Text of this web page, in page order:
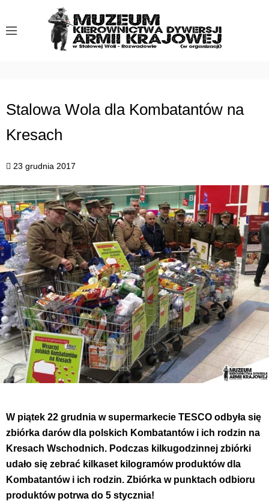
t
Stalowa Wola dla Kombatantów na
Kresach
23 grudnia 2017
W piątek 22 grudnia w supermarkecie TESCO odbyła się
zbiórka darów dla polskich Kombatantów i ich rodzin na
Kresach Wschodnich. Podczas kilkugodzinnej zbiórki
udało się zebrać kilkaset kilogramów produktów dla
Kombatantów i ich rodzin. Zbiórka w punktach odbioru
produktów potrwa do 5 stycznia!